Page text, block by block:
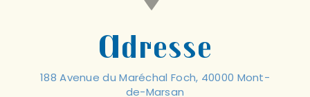
Adresse
188 Avenue du Maréchal Foch, 40000 Mont-
de-Marsan